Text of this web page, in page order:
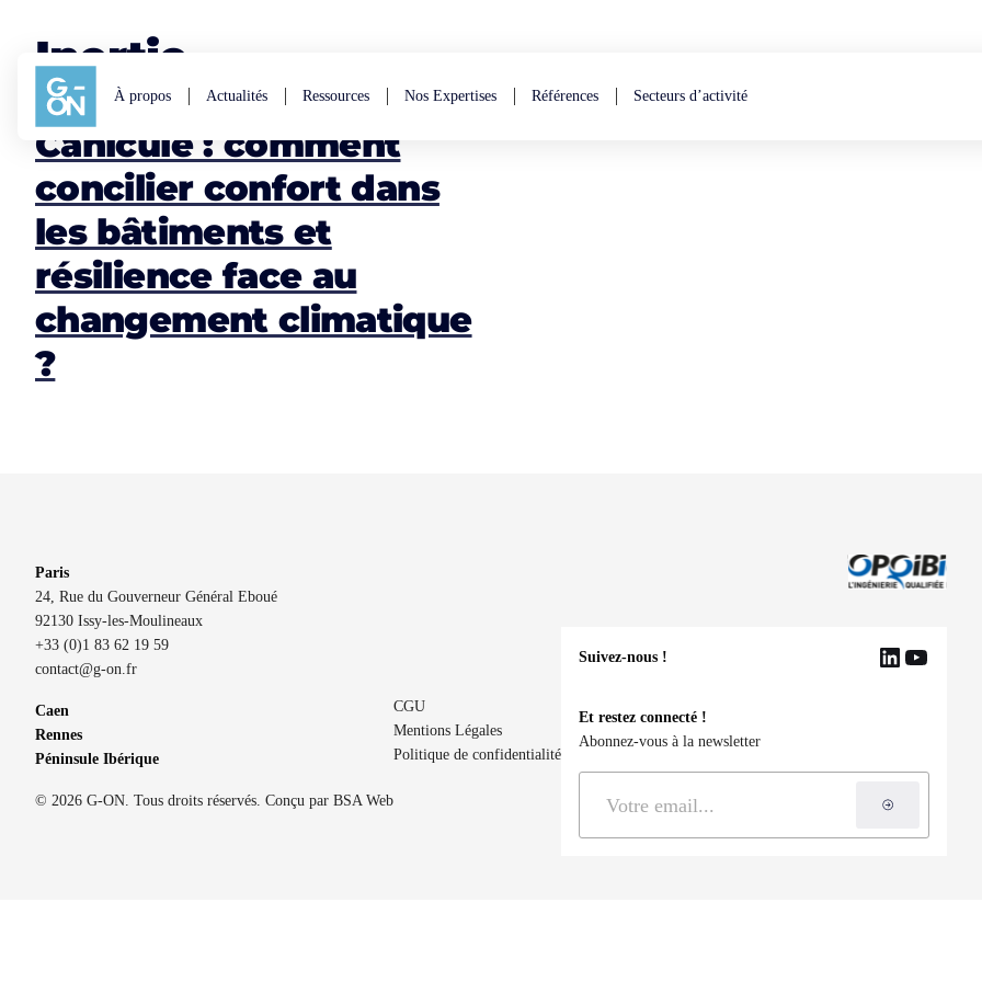
À propos Actualités Ressources Nos Expertises Références Secteurs d’activité
Inertie
Canicule : comment
concilier confort dans
les bâtiments et
résilience face au
changement climatique
?
Paris
24, Rue du Gouverneur Général Eboué
92130 Issy-les-Moulineaux
+33 (0)1 83 62 19 59
contact@g-on.fr
Caen
Rennes
Péninsule Ibérique
© 2026 G-ON. Tous droits réservés. Conçu par BSA Web
CGU
Mentions Légales
Politique de confidentialité
Suivez-nous ! LinkedIn
Et restez connecté !
Abonnez-vous à la newsletter